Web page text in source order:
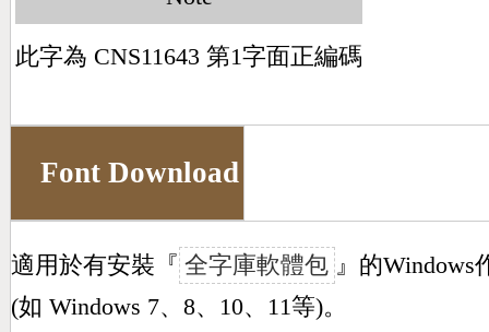
此字為 CNS11643 第1字面正編碼
Font Download
適用於有安裝『 全字庫軟體包 』的Windows
(如 Windows 7、8、10、11等)。